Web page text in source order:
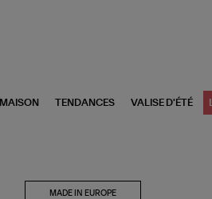
MAISON TENDANCES VALISE D'ÉTÉ
MADE IN EUROPE